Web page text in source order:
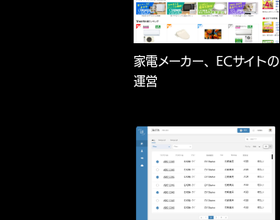
家電メーカー、ECサイトの
運営